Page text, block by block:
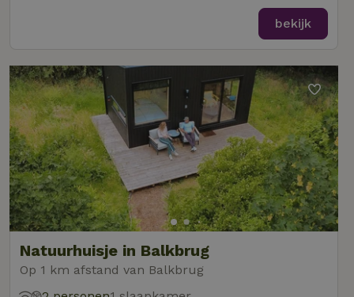
bekijk
Natuurhuisje in Balkbrug
Op 1 km afstand van Balkbrug